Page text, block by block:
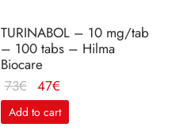
TURINABOL – 10 mg/tab
– 100 tabs – Hilma
Biocare
73€ Le
prix
initial
47€
prix
actuel
Add to cart